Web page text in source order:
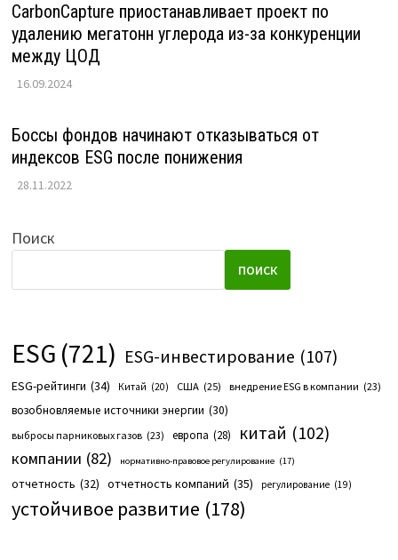
CarbonCapture приостанавливает проект по
удалению мегатонн углерода из-за конкуренции
между ЦОД
16.09.2024
Боссы фондов начинают отказываться от
индексов ESG после понижения
28.11.2022
Поиск
ПОИСК
ESG (721) ESG-инвестирование (107)
ESG-рейтинги (34) Китай (20) США (25) внедрение ESG в компании (23)
возобновляемые источники энергии (30)
выбросы парниковых газов (23) европа (28) китай (102)
компании (82) нормативно-правовое регулирование (17)
отчетность (32) отчетность компаний (35) регулирование (19)
устойчивое развитие (178)